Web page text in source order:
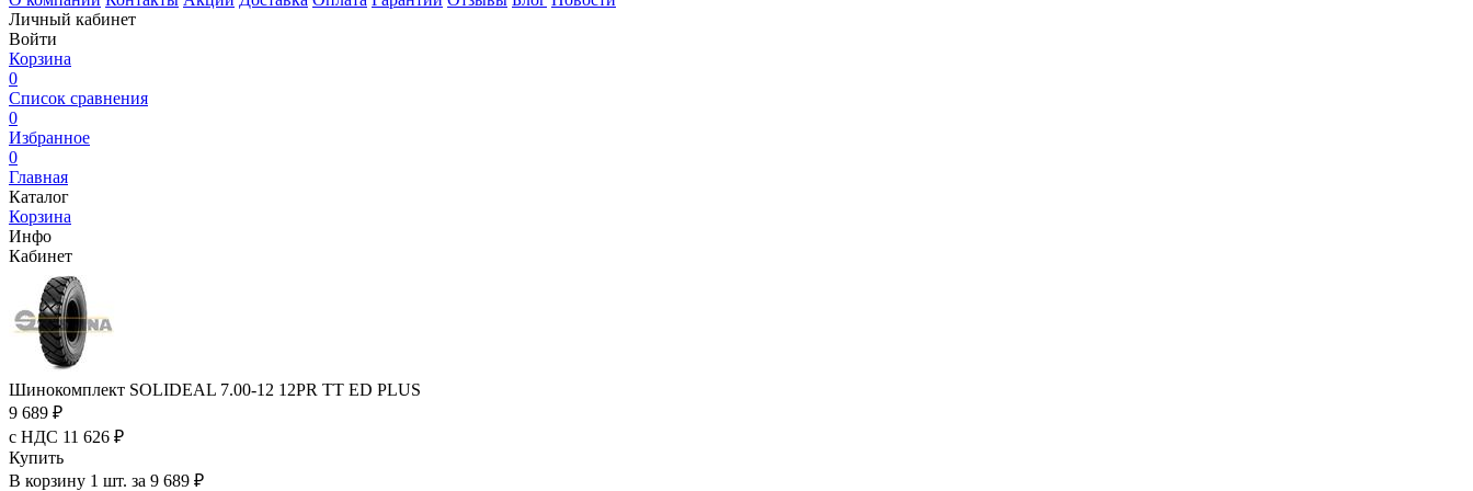
Личный кабинет
Войти
Корзина
0
Список сравнения
0
Избранное
0
Главная
Каталог
Корзина
Инфо
Кабинет
Шинокомплект SOLIDEAL 7.00-12 12PR TT ED PLUS
9 689 ₽
с НДС 11 626 ₽
Купить
В корзину 1 шт. за 9 689 ₽